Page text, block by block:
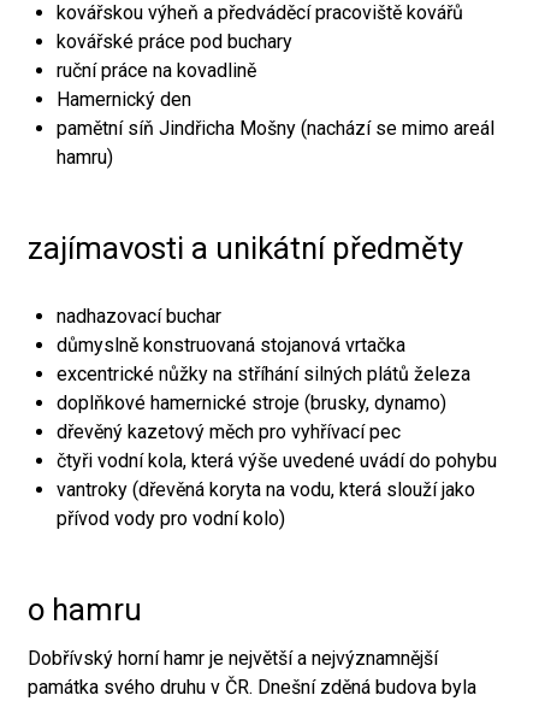
kovářskou výheň a předváděcí pracoviště kovářů
kovářské práce pod buchary
ruční práce na kovadlině
Hamernický den
pamětní síň Jindřicha Mošny (nachází se mimo areál
hamru)
zajímavosti a unikátní předměty
nadhazovací buchar
důmyslně konstruovaná stojanová vrtačka
excentrické nůžky na stříhání silných plátů železa
doplňkové hamernické stroje (brusky, dynamo)
dřevěný kazetový měch pro vyhřívací pec
čtyři vodní kola, která výše uvedené uvádí do pohybu
vantroky (dřevěná koryta na vodu, která slouží jako
přívod vody pro vodní kolo)
o hamru
Dobřívský horní hamr je největší a nejvýznamnější
památka svého druhu v ČR. Dnešní zděná budova byla